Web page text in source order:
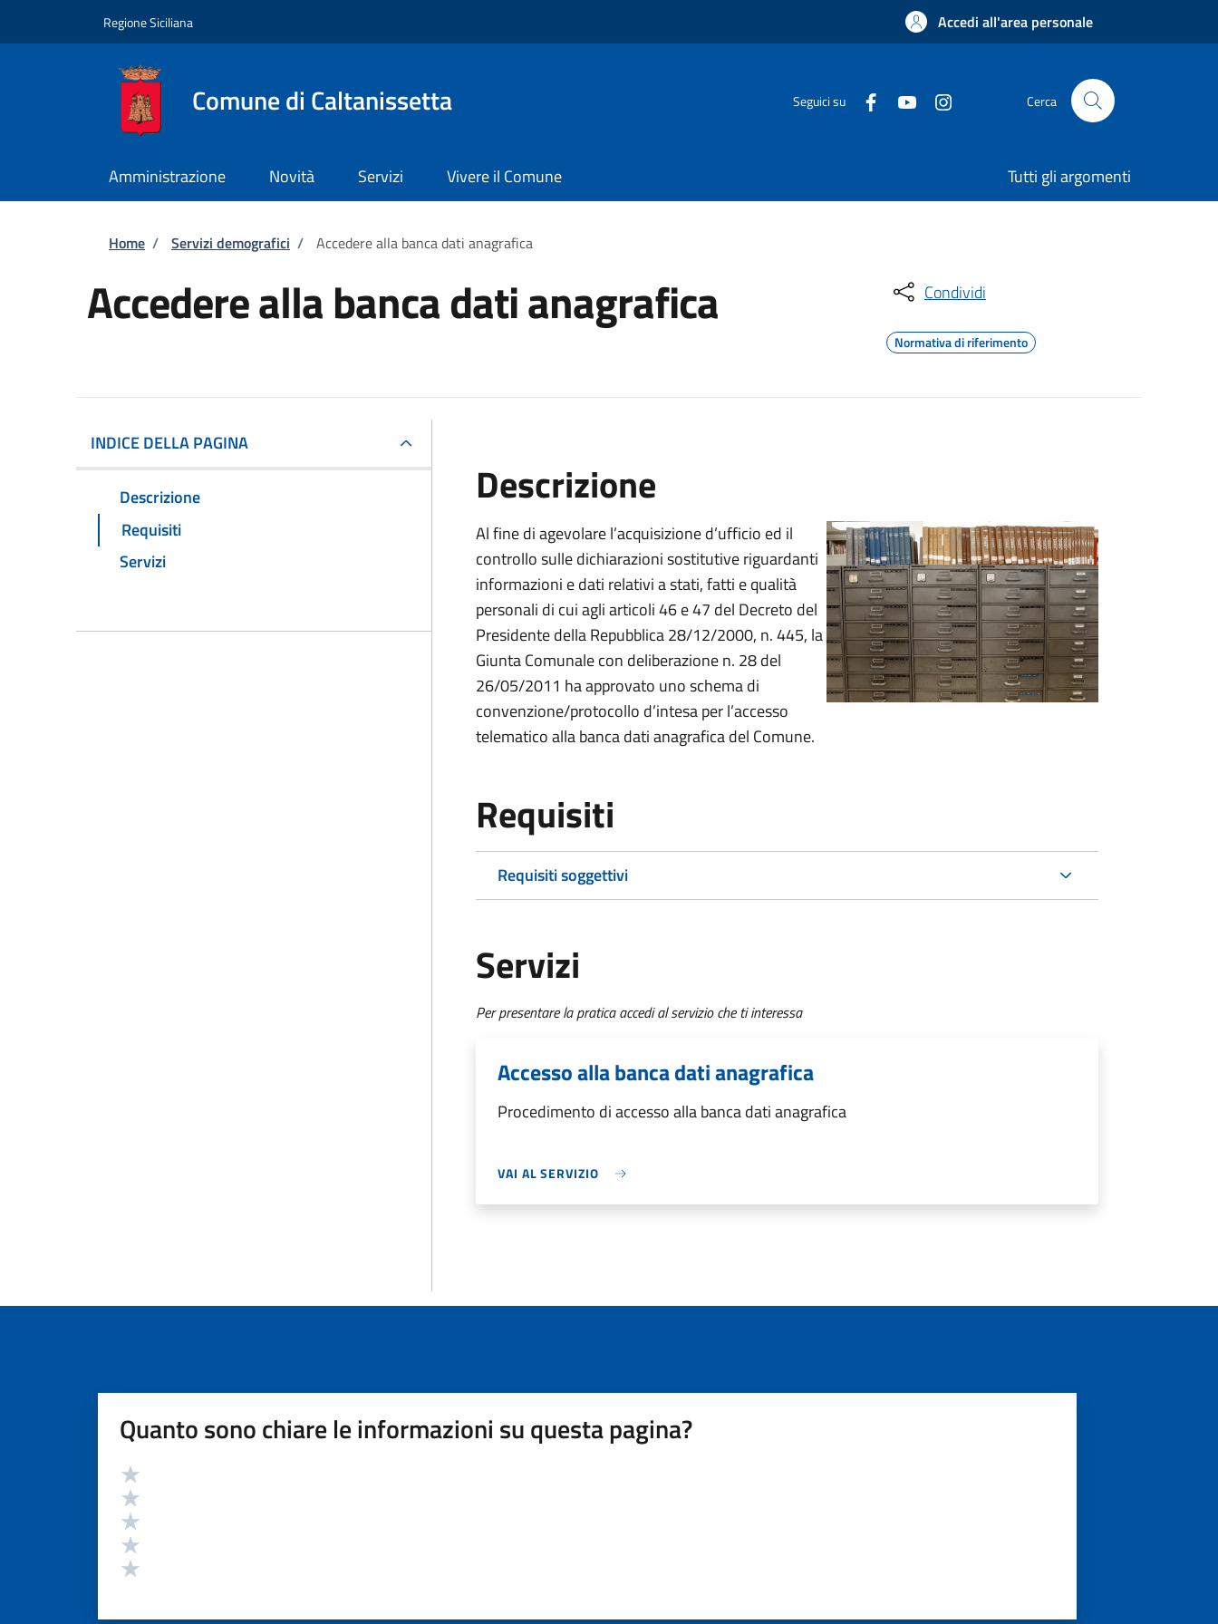
Regione Siciliana Accedi all'area personale
Comune di Caltanissetta Seguici su Cerca
Amministrazione Novità Servizi Vivere il Comune Tutti gli argomenti
Briciole di pane
Home / Servizi demografici / Accedere alla banca dati anagrafica
Accedere alla banca dati anagrafica Condividi
Normativa di riferimento
INDICE DELLA PAGINA
Descrizione
Requisiti
Servizi
Descrizione
Al fine di agevolare l’acquisizione d’ufficio ed il
controllo sulle dichiarazioni sostitutive riguardanti
informazioni e dati relativi a stati, fatti e qualità
personali di cui agli articoli 46 e 47 del Decreto del
Presidente della Repubblica 28/12/2000, n. 445, la
Giunta Comunale con deliberazione n. 28 del
26/05/2011 ha approvato uno schema di
convenzione/protocollo d’intesa per l’accesso
telematico alla banca dati anagrafica del Comune.
Requisiti
Requisiti soggettivi
Servizi
Per presentare la pratica accedi al servizio che ti interessa
Accesso alla banca dati anagrafica
Procedimento di accesso alla banca dati anagrafica
VAI AL SERVIZIO
Quanto sono chiare le informazioni su questa pagina?
Valutazione